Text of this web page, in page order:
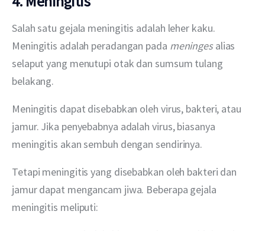
Salah satu gejala meningitis adalah leher kaku.
Meningitis adalah peradangan pada meninges alias
selaput yang menutupi otak dan sumsum tulang
belakang.
Meningitis dapat disebabkan oleh virus, bakteri, atau
jamur. Jika penyebabnya adalah virus, biasanya
meningitis akan sembuh dengan sendirinya.
Tetapi meningitis yang disebabkan oleh bakteri dan
jamur dapat mengancam jiwa. Beberapa gejala
meningitis meliputi: